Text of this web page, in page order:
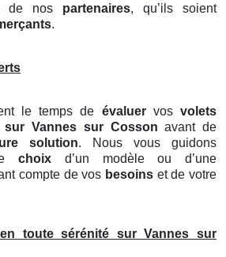
de nos partenaires, qu’ils soient
.
le temps de évaluervos volets
sur Vannes sur Cossonavant de
solution. Nous vous guidons
lechoix d’un modèle ou d’une
compte de vos besoins et de votre
toute sérénité sur Vannes sur